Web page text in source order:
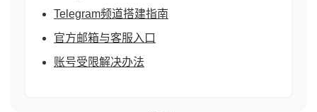
Telegram频道搭建指南
官方邮箱与客服入口
账号受限解决办法